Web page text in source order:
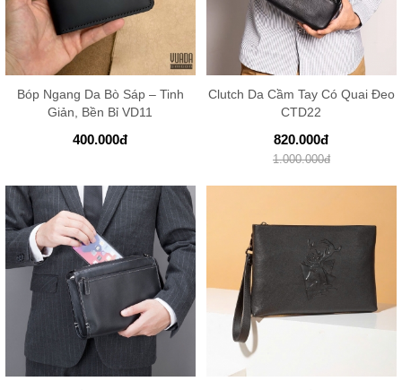
Bóp Ngang Da Bò Sáp – Tinh
Giản, Bền Bỉ VD11
400.000đ
Clutch Da Cầm Tay Có Quai Đeo
CTD22
820.000đ
1.000.000đ